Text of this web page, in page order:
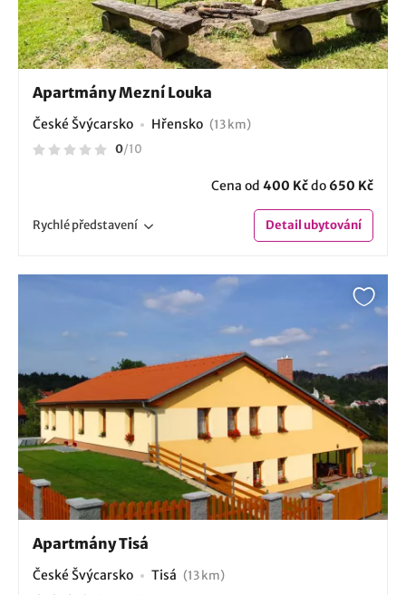
Apartmány Mezní Louka
České Švýcarsko Hřensko (13 km)
0/10
Cena od 400 Kčdo 650 Kč
Rychlépředstavení Detailubytování
Apartmány Tisá
České Švýcarsko Tisá (13 km)